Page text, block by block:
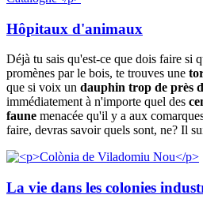
Hôpitaux d'animaux
Déjà tu sais qu'est-ce que dois faire si
promènes par le bois, te trouves une
que si voix un dauphin trop de près
immédiatement à n'importe quel des
faune menacée qu'il y a aux
faire, devras savoir quels sont, ne? Il
La vie dans les colonies